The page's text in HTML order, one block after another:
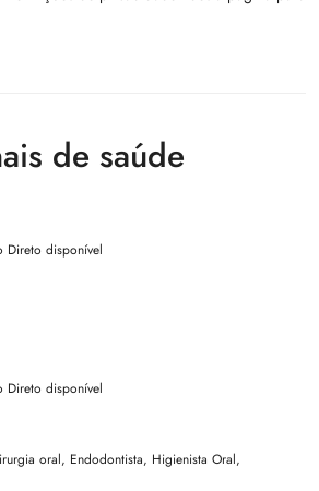
de saúde
Direto disponível
Direto disponível
oral, Endodontista, Higienista Oral,